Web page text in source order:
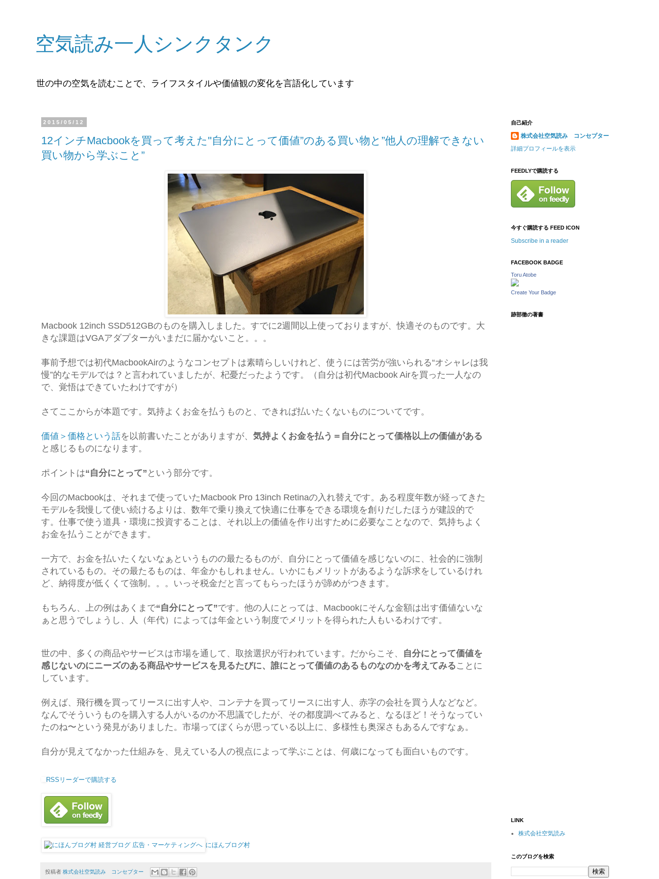
空気読み一人シンクタンク
世の中の空気を読むことで、ライフスタイルや価値観の変化を言語化しています
2015/05/12
12インチMacbookを買って考えた"自分にとって価値”のある買い物と”他人の理解できない
買い物から学ぶこと”
Macbook 12inch SSD512GBのものを購入しました。すでに2週間以上使っておりますが、快適そのものです。大
きな課題はVGAアダプターがいまだに届かないこと。。。
事前予想では初代MacbookAirのようなコンセプトは素晴らしいけれど、使うには苦労が強いられる“オシャレは我
慢”的なモデルでは？と言われていましたが、杞憂だったようです。（自分は初代Macbook Airを買った一人なの
で、覚悟はできていたわけですが）
さてここからが本題です。気持よくお金を払うものと、できれば払いたくないものについてです。
価値＞価格という話を以前書いたことがありますが、 気持よくお金を払う＝自分にとって価格以上の価値がある
と感じるものになります。
ポイントは“自分にとって” という部分です。
今回のMacbookは、それまで使っていたMacbook Pro 13inch Retinaの入れ替えです。ある程度年数が経ってきた
モデルを我慢して使い続けるよりは、数年で乗り換えて快適に仕事をできる環境を創りだしたほうが建設的で
す。仕事で使う道具・環境に投資することは、それ以上の価値を作り出すために必要なことなので、気持ちよく
お金を払うことができます。
一方で、お金を払いたくないなぁというものの最たるものが、自分にとって価値を感じないのに、社会的に強制
されているもの。その最たるものは、年金かもしれません。いかにもメリットがあるような訴求をしているけれ
ど、納得度が低くくて強制。。。いっそ税金だと言ってもらったほうが諦めがつきます。
もちろん、上の例はあくまで“自分にとって”です。他の人にとっては、Macbookにそんな金額は出す価値ないな
ぁと思うでしょうし、人（年代）によっては年金という制度でメリットを得られた人もいるわけです。
世の中、多くの商品やサービスは市場を通して、取捨選択が行われています。だからこそ、 自分にとって価値を
感じないのにニーズのある商品やサービスを見るたびに、誰にとって価値のあるものなのかを考えてみることに
しています。
例えば、飛行機を買ってリースに出す人や、コンテナを買ってリースに出す人、赤字の会社を買う人などなど。
なんでそういうものを購入する人がいるのか不思議でしたが、その都度調べてみると、なるほど！そうなってい
たのね〜という発見がありました。市場ってぼくらが思っている以上に、多様性も奥深さもあるんですなぁ。
自分が見えてなかった仕組みを、見えている人の視点によって学ぶことは、何歳になっても面白いものです。
RSSリーダーで購読する
にほんブログ村
投稿者 株式会社空気読み コンセプター
自己紹介
株式会社空気読み コンセプター
詳細プロフィールを表示
FEEDLYで購読する
今すぐ購読する FEED ICON
Subscribe in a reader
FACEBOOK BADGE
Toru Atobe
Create Your Badge
跡部徹の著書
LINK
株式会社空気読み
このブログを検索